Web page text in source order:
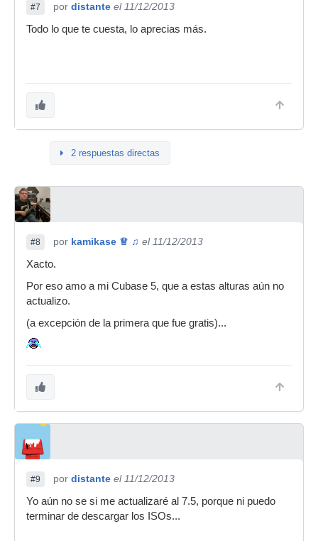
#7 por distante el 11/12/2013
Todo lo que te cuesta, lo aprecias más.
2 respuestas directas
#8 por kamikase ♕ ♫ el 11/12/2013
Xacto.
Por eso amo a mi Cubase 5, que a estas alturas aún no
actualizo.
(a excepción de la primera que fue gratis)...
#9 por distante el 11/12/2013
Yo aún no se si me actualizaré al 7.5, porque ni puedo
terminar de descargar los ISOs...